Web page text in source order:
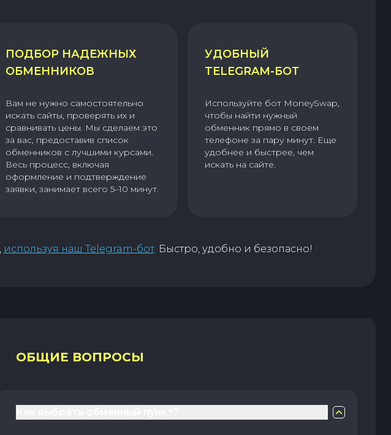
ПОДБОР НАДЕЖНЫХ
ОБМЕННИКОВ
Вам не нужно самостоятельно
искать сайты, проверять их и
сравнивать цены. Мы сделаем это
за вас, предоставив список
обменников с лучшими курсами.
Весь процесс, включая
оформление и подтверждение
заявки, занимает всего 5–10 минут.
УДОБНЫЙ
TELEGRAM-БОТ
Используйте бот MoneySwap,
чтобы найти нужный
обменник прямо в своем
телефоне за пару минут. Еще
удобнее и быстрее, чем
искать на сайте.
используя наш Telegram-бот. Быстро, удобно и безопасно!
ОБЩИЕ ВОПРОСЫ